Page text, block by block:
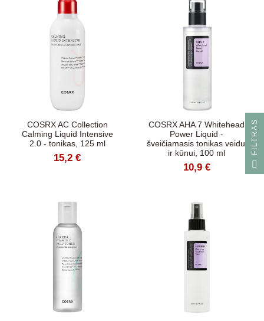
COSRX AC Collection
Calming Liquid Intensive
2.0 - tonikas, 125 ml
15,2 €
COSRX AHA 7 Whitehead
Power Liquid -
šveičiamasis tonikas veidui
ir kūnui, 100 ml
10,9 €
S